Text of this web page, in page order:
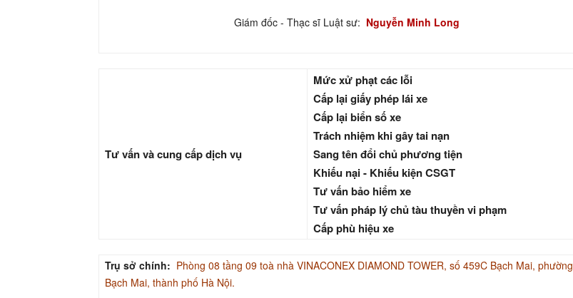
Giám đốc - Thạc sĩ Luật sư: Nguyễn Minh Long
Tư vấn và cung cấp dịch vụ
Mức xử phạt các lỗi
Cấp lại giấy phép lái xe
Cấp lại biển số xe
Trách nhiệm khi gây tai nạn
Sang tên đổi chủ phương tiện
Khiếu nại - Khiếu kiện CSGT
Tư vấn bảo hiểm xe
Tư vấn pháp lý chủ tàu thuyền vi phạm
Cấp phù hiệu xe
Trụ sở chính: Phòng 08 tầng 09 toà nhà VINACONEX DIAMOND TOWER, số 459C Bạch Mai, phường
Bạch Mai, thành phố Hà Nội.